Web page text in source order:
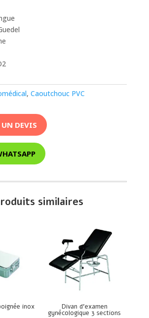
, Caoutchouc PVC
UN DEVIS
similaires
inox Divan d’examen
gynécologique 3 sections